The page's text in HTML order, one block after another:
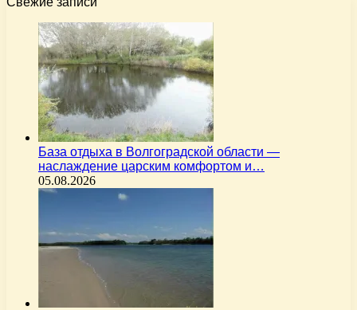
База отдыха в Волгоградской области —
наслаждение царским комфортом и…
05.08.2026